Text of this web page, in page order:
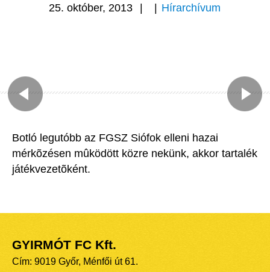
25. október, 2013 Hírarchívum
Botló legutóbb az FGSZ Siófok elleni hazai
mérkõzésen mûködött közre nekünk, akkor tartalék
játékvezetõként.
GYIRMÓT FC Kft.
Cím: 9019 Győr, Ménfői út 61.